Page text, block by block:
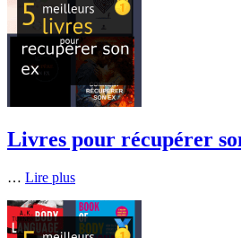
Livres pour récupérer
… Lire plus